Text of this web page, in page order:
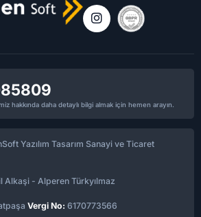
hakkında daha detaylı bilgi almak için hemen arayın.
Yazılım Tasarım Sanayi ve Ticaret
Alkaşi - Alperen Türkyılmaz
Vergi No: 6170773566